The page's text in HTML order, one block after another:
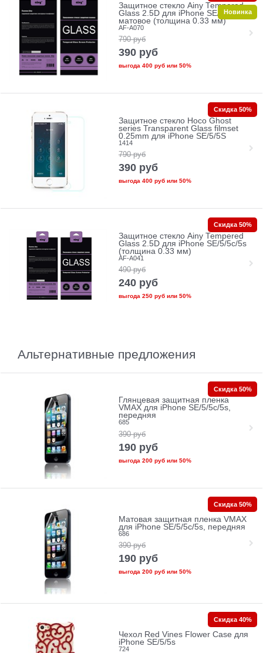
Защитное стекло Ainy Tempered
Glass 2.5D для iPhone SE/5/5c/5s
матовое (толщина 0.33 мм)
AF-A070
790 руб
390 руб
выгода 400 рубили 50%
Новинка
Защитное стекло Hoco Ghost
series Transparent Glass filmset
0.25mm для iPhone SE/5/5S
1414
790 руб
390 руб
выгода 400 рубили 50%
Скидка 50%
Защитное стекло Ainy Tempered
Glass 2.5D для iPhone SE/5/5c/5s
(толщина 0.33 мм)
AF-A041
490 руб
240 руб
выгода 250 рубили 50%
Скидка 50%
Альтернативные предложения
Глянцевая защитная пленка
VMAX для iPhone SE/5/5c/5s,
передняя
685
390 руб
190 руб
выгода 200 рубили 50%
Скидка 50%
Матовая защитная пленка VMAX
для iPhone SE/5/5c/5s, передняя
686
390 руб
190 руб
выгода 200 рубили 50%
Скидка 50%
Чехол Red Vines Flower Case для
iPhone SE/5/5s
724
Скидка 40%